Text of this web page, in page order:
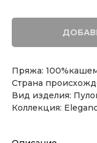
Пряжа:
Страна
Вид изделия:
Коллекция: